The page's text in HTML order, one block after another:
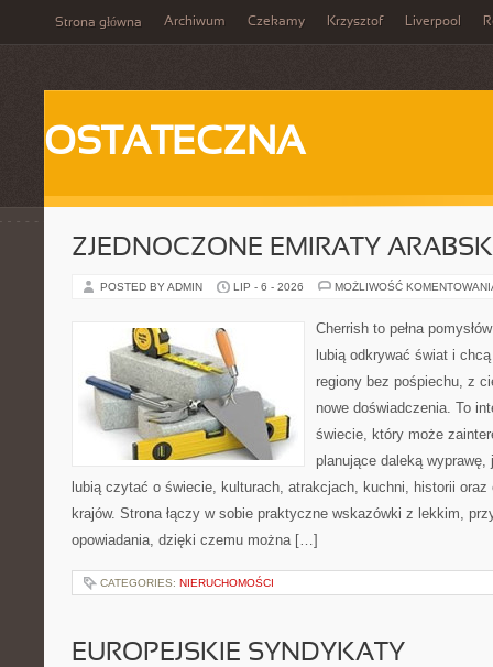
Strona główna Archiwum Czekamy Krzysztof Liverpool
OSTATECZNA
ZJEDNOCZONE EMIRATY
POSTED BY ADMIN LIP - 6 - 2026 MOŻLIWOŚĆ
Cherrish to pełna
lubią odkrywać świat i
regiony bez pośpiechu, z
nowe doświadczenia. To
świecie, który może
planujące daleką
lubią czytać o świecie, kulturach, atrakcjach, kuchni, historii
krajów. Strona łączy w sobie praktyczne wskazówki z lekkim,
opowiadania, dzięki czemu można […]
CATEGORIES: NIERUCHOMOŚCI
EUROPEJSKIE SYNDYKATY